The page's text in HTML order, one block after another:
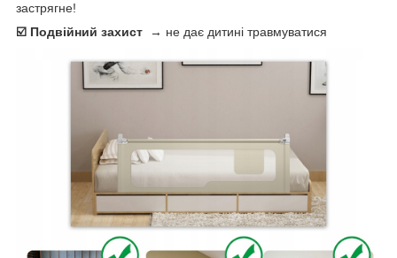
застрягне!
☑️ Подвійний захист
→ не дає дитині травмуватися